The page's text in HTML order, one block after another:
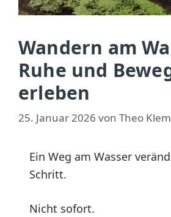
Wandern am
Ruhe und
erleben
25. Januar 2026 von Theo
Ein Weg am Wasser
Schritt.
Nicht sofort.